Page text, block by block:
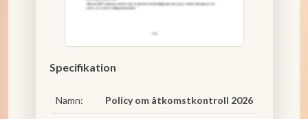
Specifikation
Namn: Policy om åtkomstkontroll 2026